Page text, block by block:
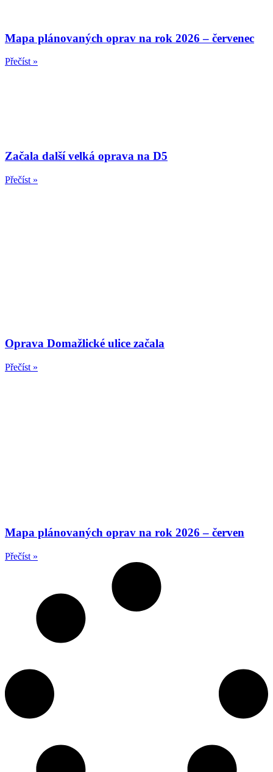
Mapa plánovaných oprav na rok 2026 – červenec
Přečíst »
Začala další velká oprava na D5
Přečíst »
Oprava Domažlické ulice začala
Přečíst »
Mapa plánovaných oprav na rok 2026 – červen
Přečíst »